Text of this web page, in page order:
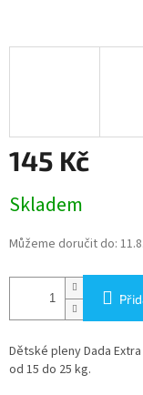
145 Kč
cena:
Skladem
Můžeme doručit do:
Dětské pleny Dada
od 15 do 25 kg.